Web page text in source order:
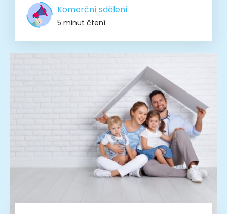
Komerční sdělení
5 minut čtení